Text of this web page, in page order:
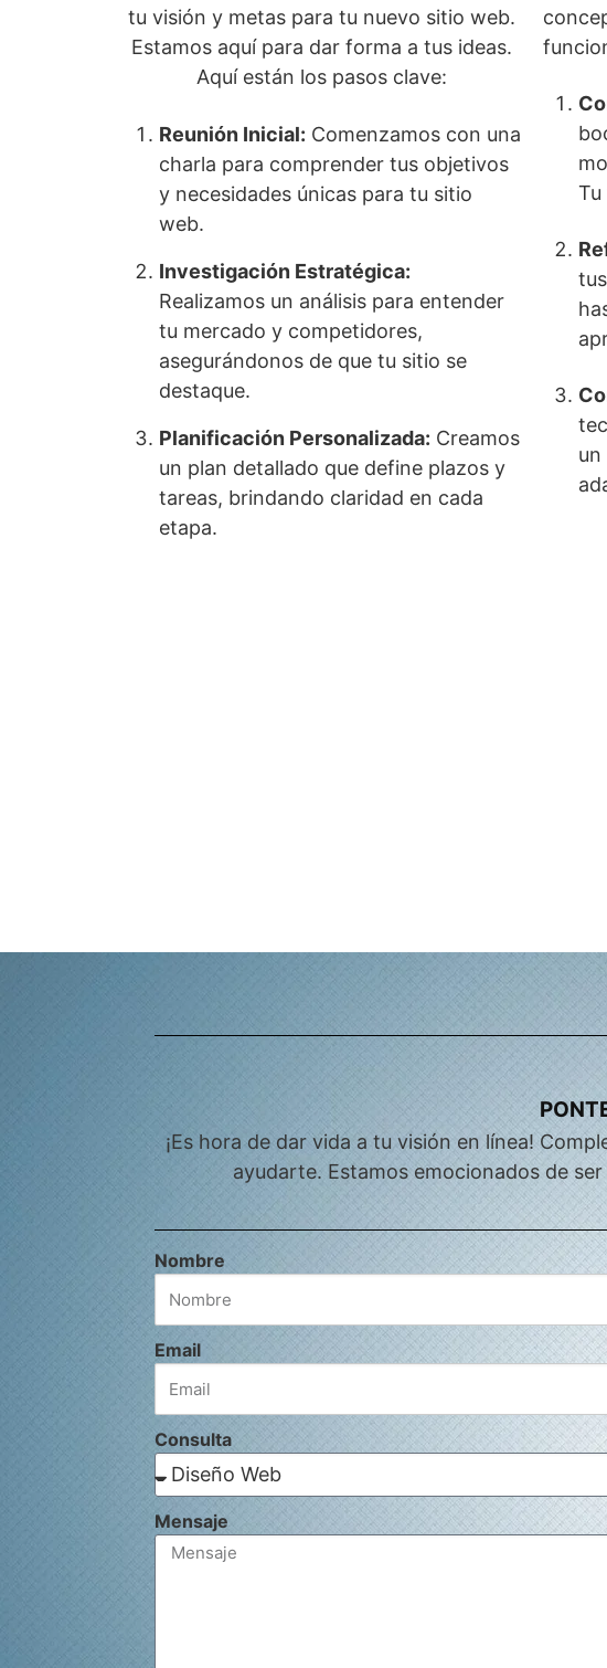
tu visión y metas para tu nuevo sitio web.
Estamos aquí para dar forma a tus ideas.
Aquí están los pasos clave:
Reunión Inicial: Comenzamos con una
charla para comprender tus objetivos
y necesidades únicas para tu sitio
web.
Investigación Estratégica:
Realizamos un análisis para entender
tu mercado y competidores,
asegurándonos de que tu sitio se
destaque.
Planificación Personalizada: Creamos
un plan detallado que define plazos y
tareas, brindando claridad en cada
etapa.
Tu
¡Es hora de dar vida a tu visión en línea!
ayudarte. Estamos emocionados de
Nombre
Email
Consulta
Mensaje